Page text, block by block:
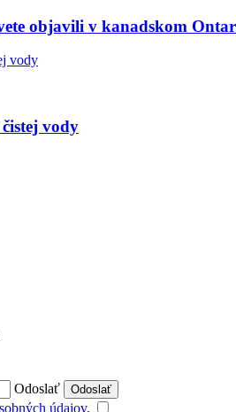
objavili v kanadskom
vody
Odoslať
údajov.